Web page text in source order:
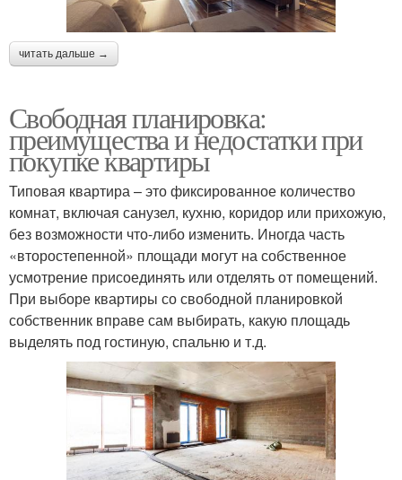
читать дальше →
Свободная планировка:
преимущества и недостатки при
покупке квартиры
Типовая квартира – это фиксированное количество
комнат, включая санузел, кухню, коридор или прихожую,
без возможности что-либо изменить. Иногда часть
«второстепенной» площади могут на собственное
усмотрение присоединять или отделять от помещений.
При выборе квартиры со свободной планировкой
собственник вправе сам выбирать, какую площадь
выделять под гостиную, спальню и т.д.